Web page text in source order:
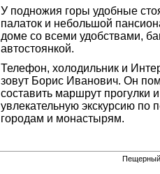
У подножия горы удобные
палаток и небольшой
доме со всеми удобствами,
автостоянкой.
Телефон, холодильник и
зовут Борис Иванович. Он
составить маршрут прогулки
увлекательную экскурсию по
городам и монастырям.
Пещерный